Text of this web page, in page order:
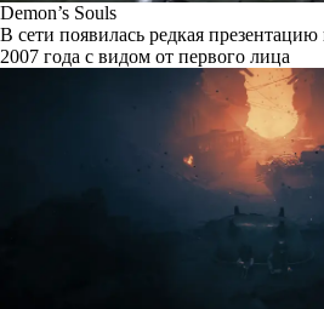
Demon’s Souls
В сети появилась редкая
2007 года с видом от первого лица